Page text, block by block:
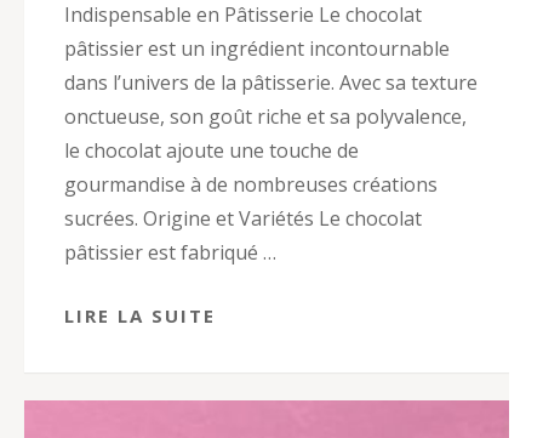
Indispensable en Pâtisserie Le chocolat
pâtissier est un ingrédient incontournable
dans l’univers de la pâtisserie. Avec sa texture
onctueuse, son goût riche et sa polyvalence,
le chocolat ajoute une touche de
gourmandise à de nombreuses créations
sucrées. Origine et Variétés Le chocolat
pâtissier est fabriqué …
LIRE LA SUITE